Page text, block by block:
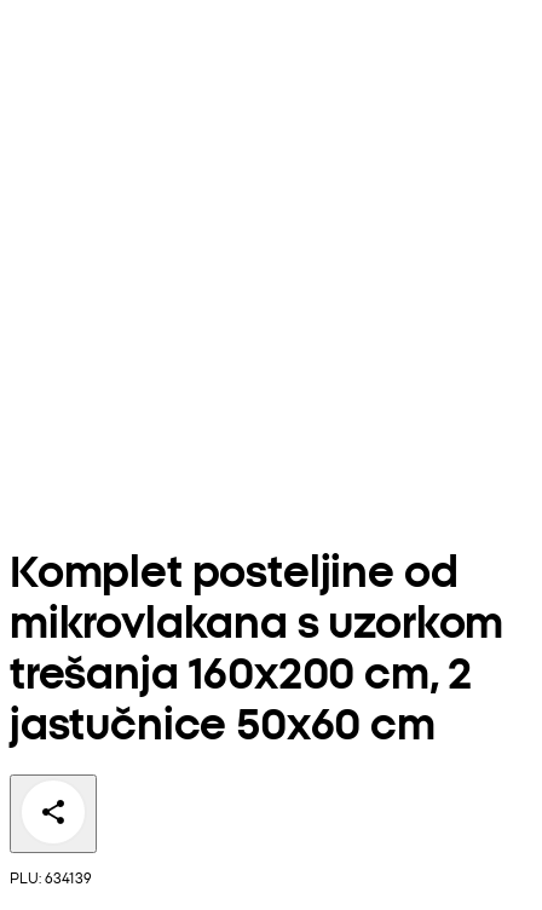
Komplet posteljine od
mikrovlakana s uzorkom
trešanja 160x200 cm, 2
jastučnice 50x60 cm
PLU: 634139